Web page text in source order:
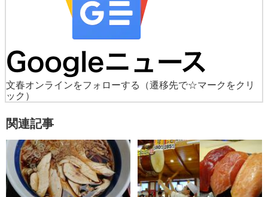
文春オンラインをフォローする
（遷移先で☆マークをクリ
ック）
関連記事